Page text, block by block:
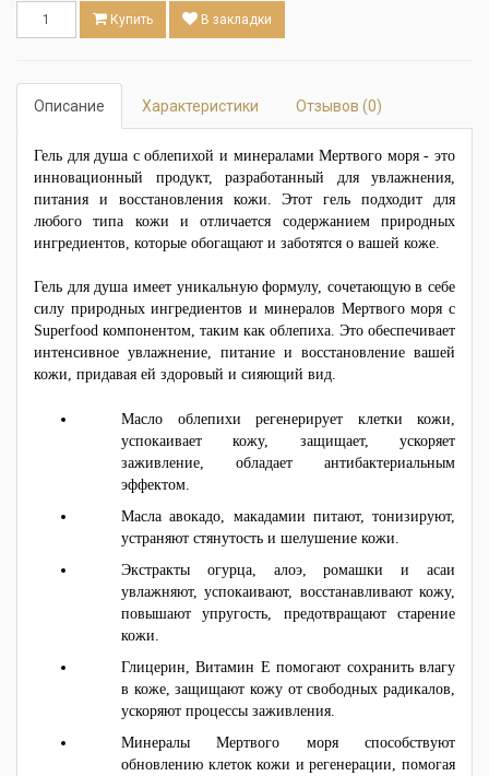
Купить В закладки
Описание Характеристики Отзывов (0)
Гель для душа с облепихой и минералами Мертвого моря - это
инновационный продукт, разработанный для увлажнения,
питания и восстановления кожи. Этот гель подходит для
любого типа кожи и отличается содержанием природных
ингредиентов, которые обогащают и заботятся о вашей коже.
Гель для душа имеет уникальную формулу, сочетающую в себе
силу природных ингредиентов и минералов Мертвого моря с
Superfood компонентом, таким как облепиха. Это обеспечивает
интенсивное увлажнение, питание и восстановление вашей
кожи, придавая ей здоровый и сияющий вид.
Масло облепихи регенерирует клетки кожи,
успокаивает кожу, защищает, ускоряет
заживление, обладает антибактериальным
эффектом.
Масла авокадо, макадамии питают, тонизируют,
устраняют стянутость и шелушение кожи.
Экстракты огурца, алоэ, ромашки и асаи
увлажняют, успокаивают, восстанавливают кожу,
повышают упругость, предотвращают старение
кожи.
Глицерин, Витамин Е помогают сохранить влагу
в коже, защищают кожу от свободных радикалов,
ускоряют процессы заживления.
Минералы Мертвого моря способствуют
обновлению клеток кожи и регенерации, помогая